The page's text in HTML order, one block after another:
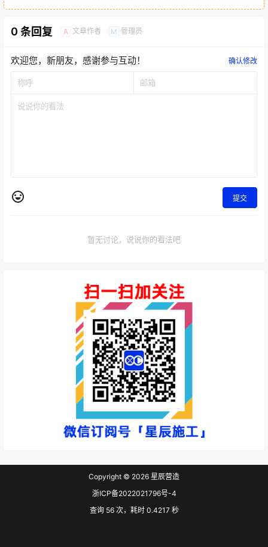
0 条回复 A 文章作者 M 管理员
欢迎您，新朋友，感谢参与互动！ 确认修改
提交
暂无讨论，说说你的看法吧
Copyright © 2026 星辰营造
浙ICP备2022021796号-4
查询 56 次，耗时 0.4217 秒